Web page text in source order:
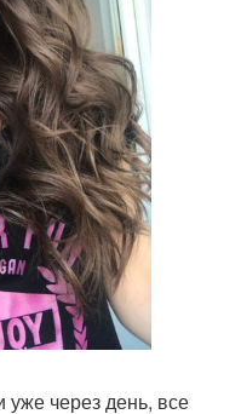
через день, все